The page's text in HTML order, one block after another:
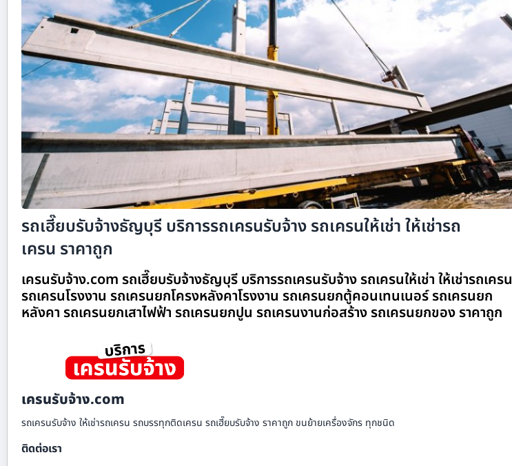
รถเฮี๊ยบรับจ้างธัญบุรี บริการรถเครนรับจ้าง รถเครนให้เช่า ให้เช่ารถ
เครน ราคาถูก
เครนรับจ้าง.com รถเฮี๊ยบรับจ้างธัญบุรี บริการรถเครนรับจ้าง รถเครนให้เช่า ให้เช่ารถเครน
รถเครนโรงงาน รถเครนยกโครงหลังคาโรงงาน รถเครนยกตู้คอนเทนเนอร์ รถเครนยก
หลังคา รถเครนยกเสาไฟฟ้า รถเครนยกปูน รถเครนงานก่อสร้าง รถเครนยกของ ราคาถูก
เครนรับจ้าง.com
รถเครนรับจ้าง ให้เช่ารถเครน รถบรรทุกติดเครน รถเฮี๊ยบรับจ้าง ราคาถูก ขนย้ายเครื่องจักร ทุกชนิด
ติดต่อเรา